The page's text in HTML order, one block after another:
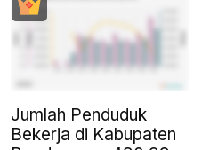
Jumlah Penduduk
Bekerja di Kabupaten